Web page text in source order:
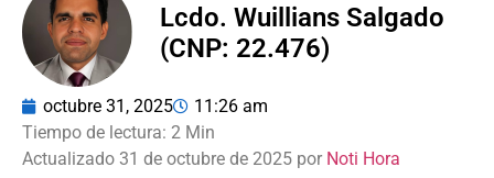
Lcdo. Wuillians Salgado
(CNP: 22.476)
octubre 31, 2025 11:26 am
Actualizado 31 de octubre de 2025 por Noti Hora